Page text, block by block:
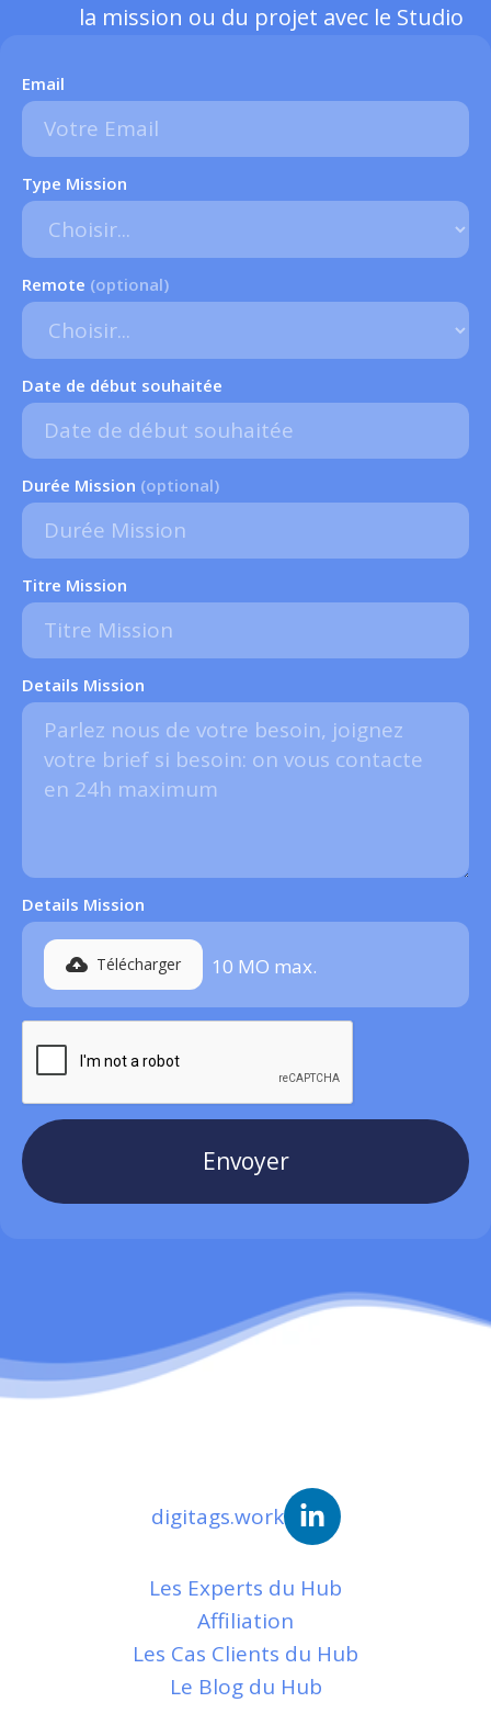
la mission ou du projet avec le Studio
Email
Type Mission
Remote (optional)
Date de début souhaitée
Durée Mission (optional)
Titre Mission
Details Mission
Details Mission
Télécharger 10 MO max.
digitags.work
Les Experts du Hub
Affiliation
Les Cas Clients du Hub
Le Blog du Hub